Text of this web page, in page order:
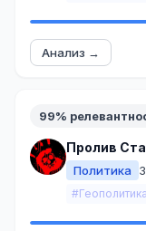
Анализ →
99%
Пролив
Политика
#Геополитика